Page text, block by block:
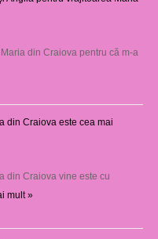
din Craiova pentru că m-a
din Craiova este cea mai
din Craiova vine este cu
mult »